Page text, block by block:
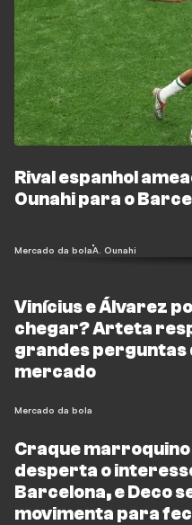
Rival espanhol
Ounahi para o
Mercado da bolaA. Ounahi
Vinícius e Álvarez
chegar? Arteta
grandes perguntas
mercado
Mercado da bola
Craque marroquino
desperta o
Barcelona, e Deco
movimenta para